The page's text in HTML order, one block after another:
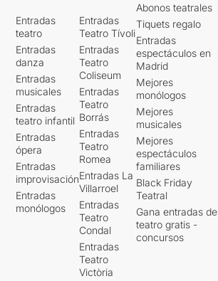
Entradas
teatro
Entradas
danza
Entradas
musicales
Entradas
teatro infantil
Entradas
ópera
Entradas
improvisación
Entradas
monólogos
Entradas
Teatro Tívoli
Entradas
Teatro
Coliseum
Entradas
Teatro
Borrás
Entradas
Teatro
Romea
Entradas La
Villarroel
Entradas
Teatro
Condal
Entradas
Teatro
Victòria
Abonos teatrales
Tiquets regalo
Entradas
espectáculos en
Madrid
Mejores
monólogos
Mejores
musicales
Mejores
espectáculos
familiares
Black Friday
Teatral
Gana entradas de
teatro gratis -
concursos